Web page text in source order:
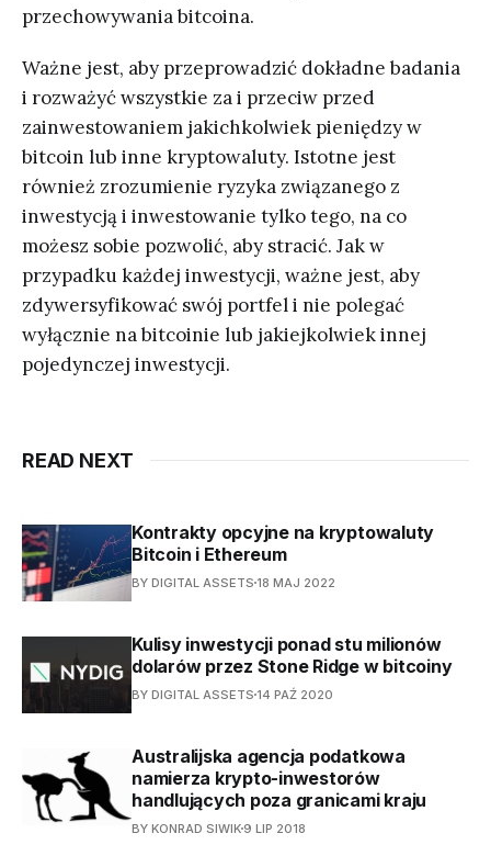
przechowywania bitcoina.
Ważne jest, aby przeprowadzić dokładne badania
i rozważyć wszystkie za i przeciw przed
zainwestowaniem jakichkolwiek pieniędzy w
bitcoin lub inne kryptowaluty. Istotne jest
również zrozumienie ryzyka związanego z
inwestycją i inwestowanie tylko tego, na co
możesz sobie pozwolić, aby stracić. Jak w
przypadku każdej inwestycji, ważne jest, aby
zdywersyfikować swój portfel i nie polegać
wyłącznie na bitcoinie lub jakiejkolwiek innej
pojedynczej inwestycji.
READ NEXT
Kontrakty opcyjne na kryptowaluty
Bitcoin i Ethereum
BY DIGITAL ASSETS 18 MAJ 2022
Kulisy inwestycji ponad stu milionów
dolarów przez Stone Ridge w bitcoiny
BY DIGITAL ASSETS 14 PAŹ 2020
Australijska agencja podatkowa
namierza krypto-inwestorów
handlujących poza granicami kraju
BY KONRAD SIWIK 9 LIP 2018